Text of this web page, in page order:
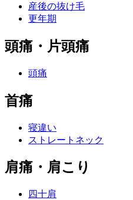
産後の抜け毛
更年期
頭痛・片頭痛
頭痛
首痛
寝違い
ストレートネック
肩痛・肩こり
四十肩